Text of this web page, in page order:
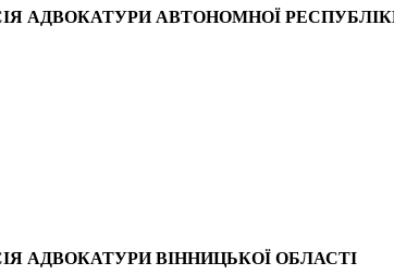
АДВОКАТУРИ АВТОНОМНОЇ
АДВОКАТУРИ ВІННИЦЬКОЇ ОБЛАСТІ